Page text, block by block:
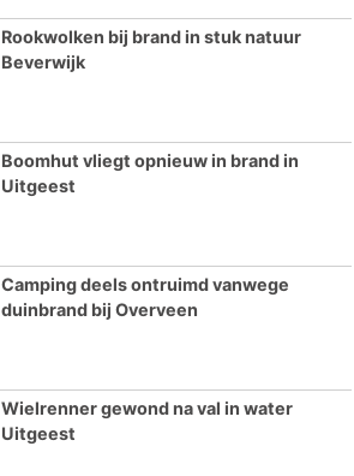
Rookwolken bij brand in stuk natuur
Beverwijk
Boomhut vliegt opnieuw in brand in
Uitgeest
Camping deels ontruimd vanwege
duinbrand bij Overveen
Wielrenner gewond na val in water
Uitgeest